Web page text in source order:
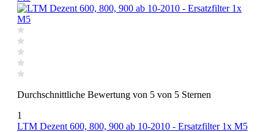
Durchschnittliche Bewertung von 5 von 5 Sternen
1
LTM Dezent 600, 800, 900 ab 10-2010 - Ersatzfilter 1x M5